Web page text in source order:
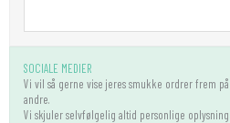
SOCIALE MEDIER
Vi vil så gerne vise jeres smukke ordrer frem
andre.
Vi skjuler selvfølgelig altid personlige